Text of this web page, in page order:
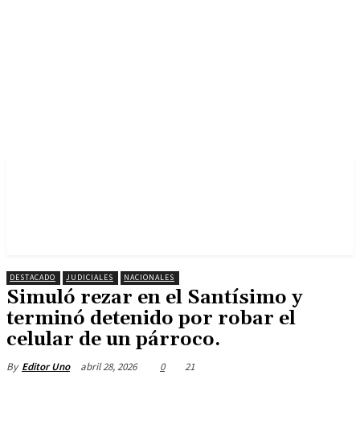
DESTACADO JUDICIALES NACIONALES
Simuló rezar en el Santísimo y
terminó detenido por robar el
celular de un párroco.
By Editor Uno abril 28, 2026 0 21